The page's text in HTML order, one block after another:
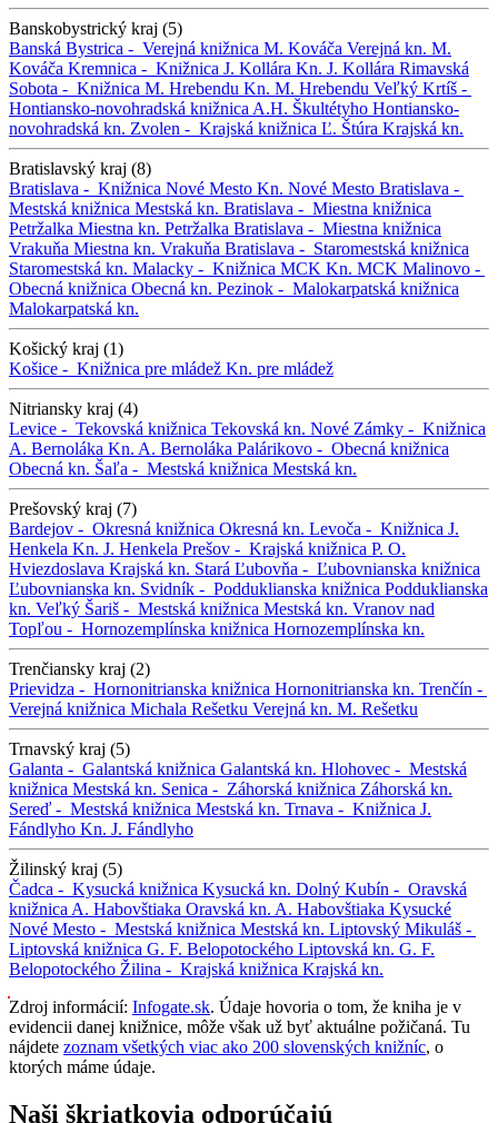
Banskobystrický kraj (5)
Banská Bystrica - Verejná knižnica M. Kováča Verejná kn. M.
Kováča Kremnica - Knižnica J. Kollára Kn. J. Kollára Rimavská
Sobota - Knižnica M. Hrebendu Kn. M. Hrebendu Veľký Krtíš -
Hontiansko-novohradská knižnica A.H. Škultétyho Hontiansko-
novohradská kn. Zvolen - Krajská knižnica Ľ. Štúra Krajská kn.
Bratislavský kraj (8)
Bratislava - Knižnica Nové Mesto Kn. Nové Mesto Bratislava -
Mestská knižnica Mestská kn. Bratislava - Miestna knižnica
Petržalka Miestna kn. Petržalka Bratislava - Miestna knižnica
Vrakuňa Miestna kn. Vrakuňa Bratislava - Staromestská knižnica
Staromestská kn. Malacky - Knižnica MCK Kn. MCK Malinovo -
Obecná knižnica Obecná kn. Pezinok - Malokarpatská knižnica
Malokarpatská kn.
Košický kraj (1)
Košice - Knižnica pre mládež Kn. pre mládež
Nitriansky kraj (4)
Levice - Tekovská knižnica Tekovská kn. Nové Zámky - Knižnica
A. Bernoláka Kn. A. Bernoláka Palárikovo - Obecná knižnica
Obecná kn. Šaľa - Mestská knižnica Mestská kn.
Prešovský kraj (7)
Bardejov - Okresná knižnica Okresná kn. Levoča - Knižnica J.
Henkela Kn. J. Henkela Prešov - Krajská knižnica P. O.
Hviezdoslava Krajská kn. Stará Ľubovňa - Ľubovnianska knižnica
Ľubovnianska kn. Svidník - Podduklianska knižnica Podduklianska
kn. Veľký Šariš - Mestská knižnica Mestská kn. Vranov nad
Topľou - Hornozemplínska knižnica Hornozemplínska kn.
Trenčiansky kraj (2)
Prievidza - Hornonitrianska knižnica Hornonitrianska kn. Trenčín -
Verejná knižnica Michala Rešetku Verejná kn. M. Rešetku
Trnavský kraj (5)
Galanta - Galantská knižnica Galantská kn. Hlohovec - Mestská
knižnica Mestská kn. Senica - Záhorská knižnica Záhorská kn.
Sereď - Mestská knižnica Mestská kn. Trnava - Knižnica J.
Fándlyho Kn. J. Fándlyho
Žilinský kraj (5)
Čadca - Kysucká knižnica Kysucká kn. Dolný Kubín - Oravská
knižnica A. Habovštiaka Oravská kn. A. Habovštiaka Kysucké
Nové Mesto - Mestská knižnica Mestská kn. Liptovský Mikuláš -
Liptovská knižnica G. F. Belopotockého Liptovská kn. G. F.
Belopotockého Žilina - Krajská knižnica Krajská kn.
Zdroj informácií: Infogate.sk. Údaje hovoria o tom, že kniha je v
evidencii danej knižnice, môže však už byť aktuálne požičaná. Tu
nájdete zoznam všetkých viac ako 200 slovenských knižníc, o
ktorých máme údaje.
Naši škriatkovia odporúčajú